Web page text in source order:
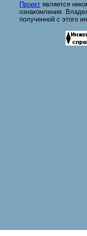
Проект является
ознакомления.
полученной с этого